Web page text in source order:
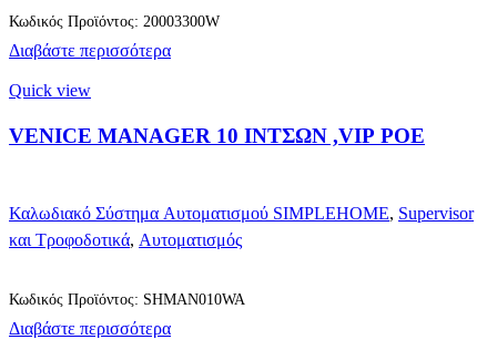
Διαβάστε περισσότερα
Κωδικός Προϊόντος: 20003300W
Quick view
VENICE MANAGER 10 ΙΝΤΣΩΝ ,VIP POE
Καλωδιακό Σύστημα Αυτοματισμού SIMPLEHOME, Supervisor
και Τροφοδοτικά, Αυτοματισμός
Διαβάστε περισσότερα
Κωδικός Προϊόντος: SHMAN010WA